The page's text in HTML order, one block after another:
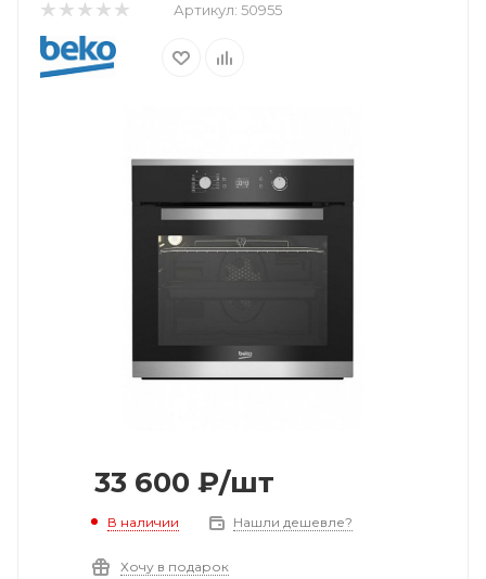
Артикул: 50955
33 600 ₽/шт
В наличии Нашли дешевле?
Хочу в подарок